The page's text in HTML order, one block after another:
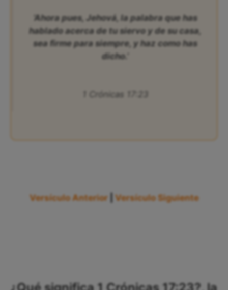
‘Ahora pues, Jehová, la palabra que has
hablado acerca de tu siervo y de su casa,
sea firme para siempre, y haz como has
dicho.’
1 Crónicas 17:23
Versículo Anterior Versículo Siguiente